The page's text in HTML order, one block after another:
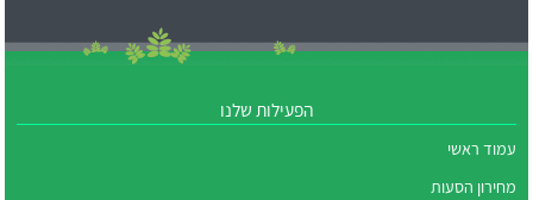
הפעילות שלנו
עמוד ראשי
מחירון הסעות